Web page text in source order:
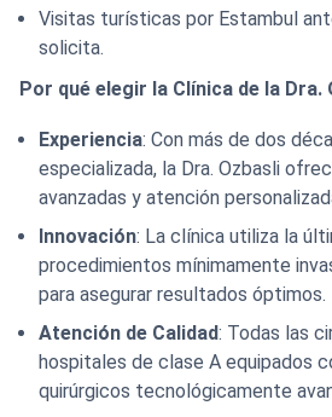
Visitas turísticas por Estambul
solicita.
Por qué elegir la Clínica de la Dra.
Experiencia: Con más de dos
especializada, la Dra. Ozbasli
avanzadas y atención
Innovación: La clínica utiliza la
procedimientos mínimamente
para asegurar resultados óptimos.
Atención de Calidad: Todas las
hospitales de clase A equipados
quirúrgicos tecnológicamente